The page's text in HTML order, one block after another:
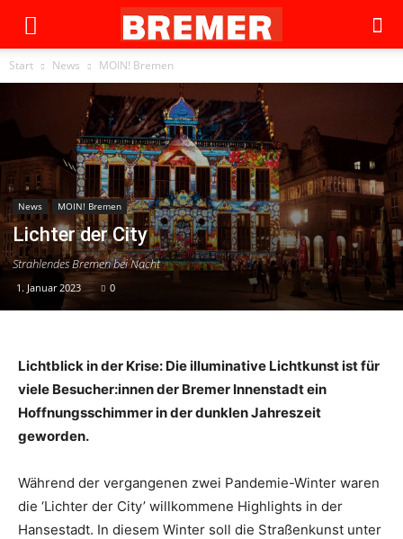
Start News MOIN! Bremen
News MOIN! Bremen
Lichter der City
Strahlendes Bremen bei Nacht
1. Januar 2023 0
Lichtblick in der Krise: Die illuminative Lichtkunst ist für
viele Besucher:innen der Bremer Innenstadt ein
Hoffnungsschimmer in der dunklen Jahreszeit
geworden.
Während der vergangenen zwei Pandemie-Winter waren
die ‘Lichter der City’ willkommene Highlights in der
Hansestadt. In diesem Winter soll die Straßenkunst unter